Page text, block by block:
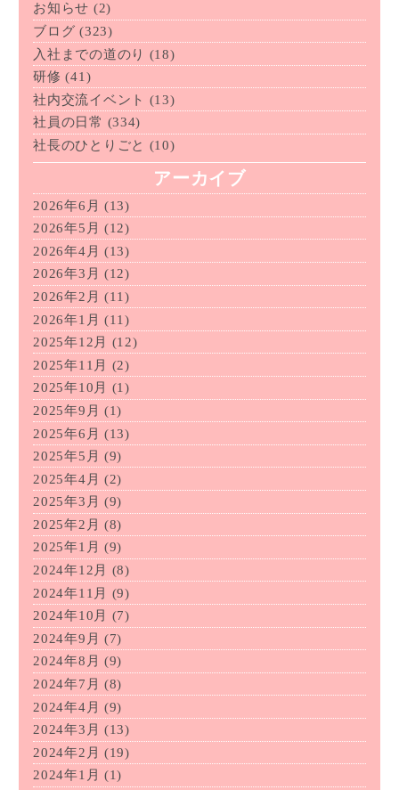
お知らせ (2)
ブログ (323)
入社までの道のり (18)
研修 (41)
社内交流イベント (13)
社員の日常 (334)
社長のひとりごと (10)
アーカイブ
2026年6月 (13)
2026年5月 (12)
2026年4月 (13)
2026年3月 (12)
2026年2月 (11)
2026年1月 (11)
2025年12月
(12)
2025年11月
(2)
2025年10月
(1)
2025年9月 (1)
2025年6月 (13)
2025年5月 (9)
2025年4月 (2)
2025年3月 (9)
2025年2月 (8)
2025年1月 (9)
2024年12月
(8)
2024年11月
(9)
2024年10月
(7)
2024年9月 (7)
2024年8月 (9)
2024年7月 (8)
2024年4月 (9)
2024年3月 (13)
2024年2月 (19)
2024年1月 (1)